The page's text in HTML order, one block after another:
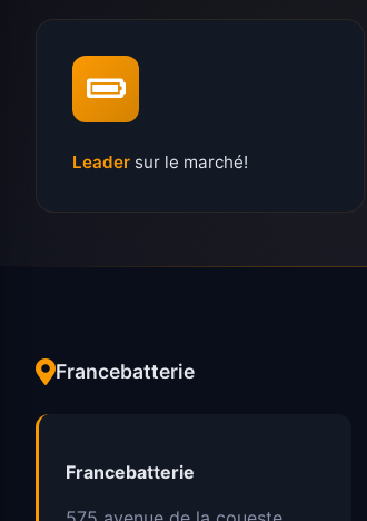
Leader sur le marché!
Francebatterie
Francebatterie